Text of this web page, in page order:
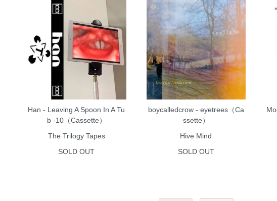
Han - Leaving A Spoon In A Tu
b -10（Cassette）
The Trilogy Tapes
SOLD OUT
boycalledcrow - eyetrees（Ca
ssette）
Hive Mind
SOLD OUT